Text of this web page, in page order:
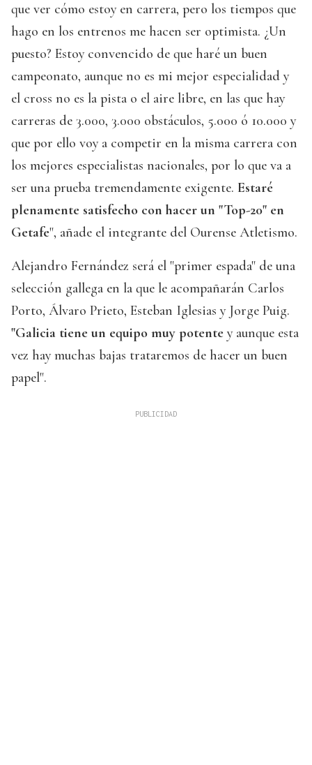
que ver cómo estoy en carrera, pero los tiempos que
hago en los entrenos me hacen ser optimista. ¿Un
puesto? Estoy convencido de que haré un buen
campeonato, aunque no es mi mejor especialidad y
el cross no es la pista o el aire libre, en las que hay
carreras de 3.000, 3.000 obstáculos, 5.000 ó 10.000 y
que por ello voy a competir en la misma carrera con
los mejores especialistas nacionales, por lo que va a
ser una prueba tremendamente exigente. Estaré
plenamente satisfecho con hacer un "Top-20" en
Getafe", añade el integrante del Ourense Atletismo.
Alejandro Fernández será el "primer espada" de una
selección gallega en la que le acompañarán Carlos
Porto, Álvaro Prieto, Esteban Iglesias y Jorge Puig.
"Galicia tiene un equipo muy potente y aunque esta
vez hay muchas bajas trataremos de hacer un buen
papel".